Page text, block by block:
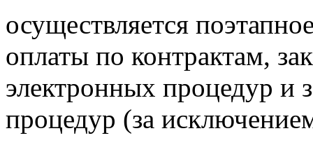
осуществляется
оплаты по контрактам,
электронных процедур и
процедур (за